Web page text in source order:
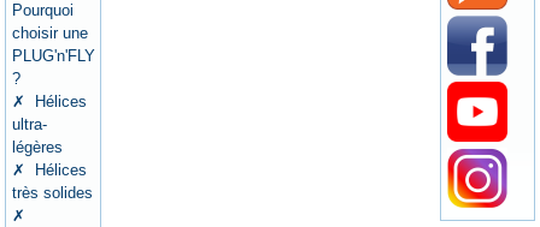
Pourquoi
choisir une
PLUG'n'FLY
?
✗ Hélices
ultra-
légères
✗ Hélices
très solides
✗